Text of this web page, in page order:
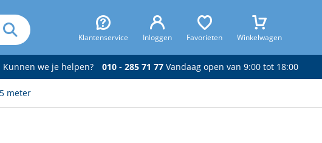
Klantenservice Inloggen Favorieten Winkelwagen
Kunnen we je helpen? 010 - 285 71 77Vandaag open van 9:00 tot 18:00
meter